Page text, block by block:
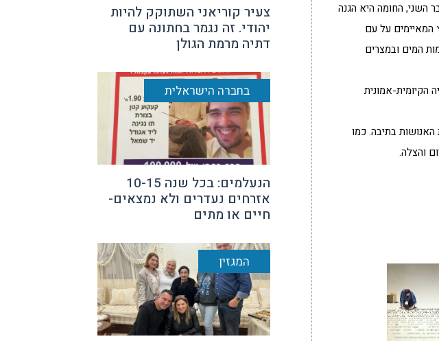
השני, החומה היא הגנה
המאיימים על עם
המים ובמצרים
הקיומית-אמונית
בתיבה. כמו
והצלה.
צעיר קוריאני השתוקק להיות
יהודי. זה נגמר בחתונה עם
דתיה מרמת הגולן
בחברה הישראלית
הנעלמים: בכל שנה 10-15
אזרחים נעדרים ולא נמצאים-
חיים או מתים
המגזין